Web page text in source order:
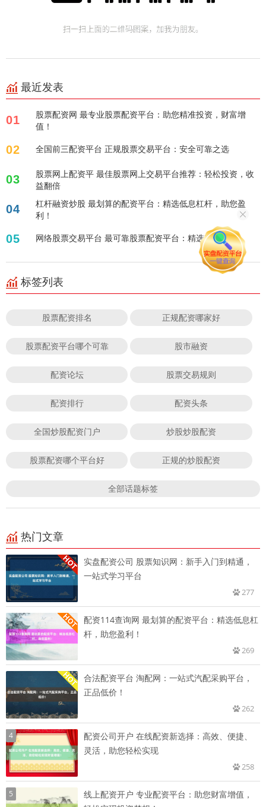
最近发表
01
股票配资网 最专业股票配资平台：助您精准投资，财富增
值！
02 全国前三配资平台 正规股票交易平台：安全可靠之选
03
股票网上配资平 最佳股票网上交易平台推荐：轻松投资，收
益翻倍
04
杠杆融资炒股 最划算的配资平台：精选低息杠杆，助您盈
利！
05 网络股票交易平台 最可靠股票配资平台：精选稳健之选
标签列表
股票配资排名 正规配资哪家好
股票配资平台哪个可靠 股市融资
配资论坛 股票交易规则
配资排行 配资头条
全国炒股配资门户 炒股炒股配资
股票配资哪个平台好 正规的炒股配资
全部话题标签
热门文章
实盘配资公司 股票知识网：新手入门到精通，
一站式学习平台
277
配资114查询网 最划算的配资平台：精选低息杠
杆，助您盈利！
269
合法配资平台 淘配网：一站式汽配采购平台，
正品低价！
262
4
配资公司开户 在线配资新选择：高效、便捷、
灵活，助您轻松实现
258
5
线上配资开户 专业配资平台：助您财富增值，